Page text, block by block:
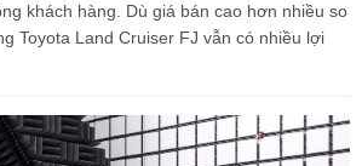
khách hàng. Dù giá bán cao hơn nhiều so
Toyota Land Cruiser FJ vẫn có nhiều lợi